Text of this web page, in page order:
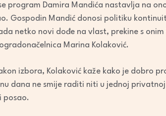
program Damira Mandića nastavlja na
Gospodin Mandić donosi politiku
netko novi dođe na vlast, prekine s
Marina Kolaković.
izbora, Kolaković kaže kako je dobro
dana ne smije raditi niti u jednoj
posao.